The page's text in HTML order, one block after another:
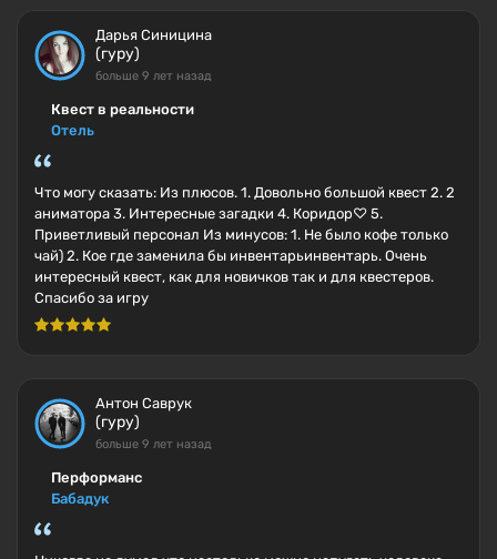
Дарья Синицина
(гуру)
больше 9 лет назад
Квест в реальности
Отель
Что могу сказать: Из плюсов. 1. Довольно большой квест 2. 2
аниматора 3. Интересные загадки 4. Коридор♡ 5.
Приветливый персонал Из минусов: 1. Не было кофе только
чай) 2. Кое где заменила бы инвентарьинвентарь. Очень
интересный квест, как для новичков так и для квестеров.
Спасибо за игру
Антон Саврук
(гуру)
больше 9 лет назад
Перформанс
Бабадук